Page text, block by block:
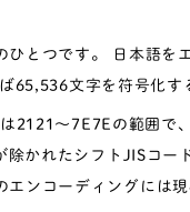
ひとつです。 日本語を
65,536文字を符号化す
2121〜7E7Eの範囲で
除かれたシフトJISコー
エンコーディングには